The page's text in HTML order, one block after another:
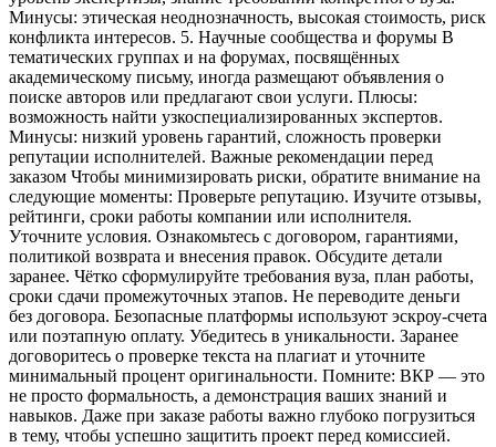
Минусы: этическая неоднозначность, высокая стоимость, риск
конфликта интересов. 5. Научные сообщества и форумы В
тематических группах и на форумах, посвящённых
академическому письму, иногда размещают объявления о
поиске авторов или предлагают свои услуги. Плюсы:
возможность найти узкоспециализированных экспертов.
Минусы: низкий уровень гарантий, сложность проверки
репутации исполнителей. Важные рекомендации перед
заказом Чтобы минимизировать риски, обратите внимание на
следующие моменты: Проверьте репутацию. Изучите отзывы,
рейтинги, сроки работы компании или исполнителя.
Уточните условия. Ознакомьтесь с договором, гарантиями,
политикой возврата и внесения правок. Обсудите детали
заранее. Чётко сформулируйте требования вуза, план работы,
сроки сдачи промежуточных этапов. Не переводите деньги
без договора. Безопасные платформы используют эскроу‑счета
или поэтапную оплату. Убедитесь в уникальности. Заранее
договоритесь о проверке текста на плагиат и уточните
минимальный процент оригинальности. Помните: ВКР — это
не просто формальность, а демонстрация ваших знаний и
навыков. Даже при заказе работы важно глубоко погрузиться
в тему, чтобы успешно защитить проект перед комиссией.